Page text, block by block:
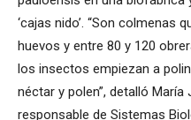
‘cajas nido’. “Son colmenas
huevos y entre 80 y 120
los insectos empiezan a
néctar y polen”, detalló María
responsable de Sistemas